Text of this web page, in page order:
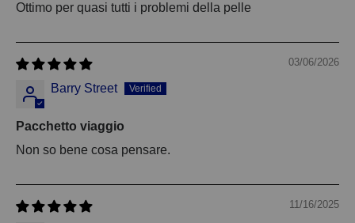
Ottimo per quasi tutti i problemi della pelle
03/06/2026
Barry Street
Pacchetto viaggio
Non so bene cosa pensare.
11/16/2025